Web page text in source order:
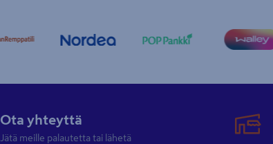
Ota yhteyttä
Jätä meille palautetta tai lähetä